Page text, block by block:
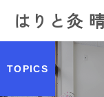
はりと灸
TOPICS